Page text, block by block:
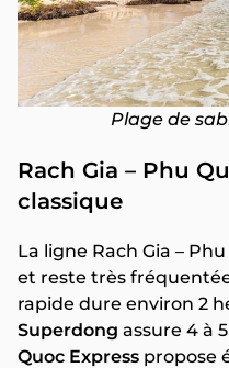
Plage de
Rach Gia – Phu
classique
La ligne Rach Gia –
et reste très
rapide dure environ 2
Superdong assure 4 à
Quoc Express propose